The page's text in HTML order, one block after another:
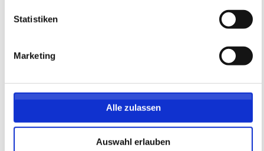
Statistiken
Marketing
Alle zulassen
Auswahl erlauben
219,05 EUR
197,15 EUR